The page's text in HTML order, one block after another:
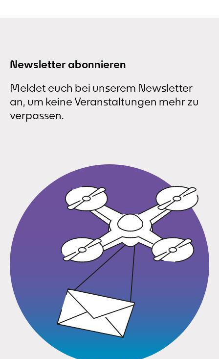
Newsletter abonnieren
Meldet euch bei unserem Newsletter
an, um keine Veranstaltungen mehr zu
verpassen.